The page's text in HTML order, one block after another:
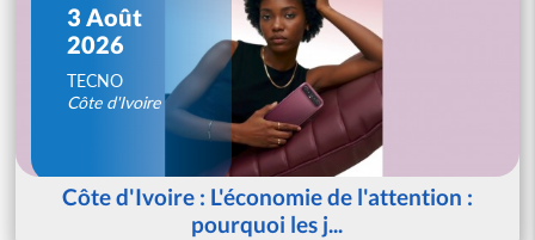
3 Août
2026
TECNO
Côte d'Ivoire
Côte d'Ivoire : L'économie de l'attention :
pourquoi les j...